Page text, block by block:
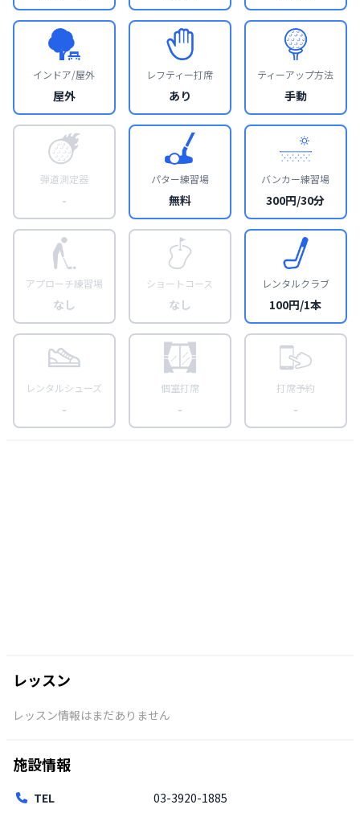
インドア/屋外
屋外
レフティー打席
あり
ティーアップ方法
手動
弾道測定器
-
パター練習場
無料
バンカー練習場
300円/30分
アプローチ練習場
なし
ショートコース
なし
レンタルクラブ
100円/1本
レンタルシューズ
-
個室打席
-
打席予約
-
レッスン
レッスン情報はまだありません
施設情報
TEL 03-3920-1885